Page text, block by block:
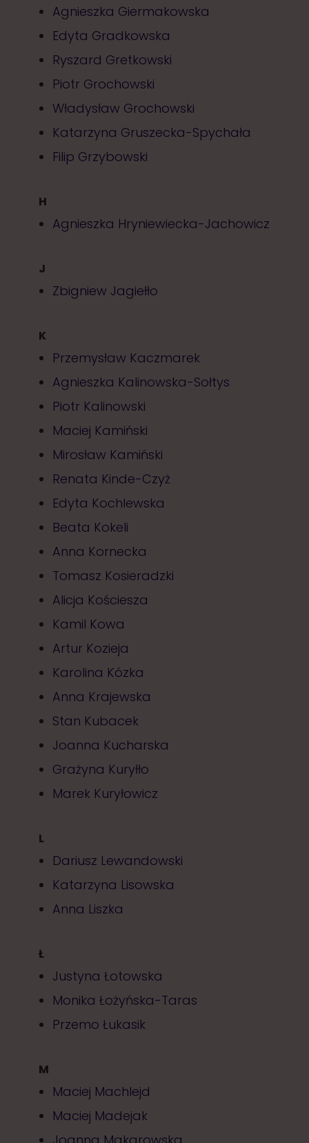
Agnieszka Giermakowska
Edyta Gradkowska
Ryszard Gretkowski
Piotr Grochowski
Władysław Grochowski
Katarzyna Gruszecka-Spychała
Filip Grzybowski
H
Agnieszka Hryniewiecka-Jachowicz
J
Zbigniew Jagiełło
K
Przemysław Kaczmarek
Agnieszka Kalinowska-Sołtys
Piotr Kalinowski
Maciej Kamiński
Mirosław Kamiński
Renata Kinde-Czyż
Edyta Kochlewska
Beata Kokeli
Anna Kornecka
Tomasz Kosieradzki
Alicja Kościesza
Kamil Kowa
Artur Kozieja
Karolina Kózka
Anna Krajewska
Stan Kubacek
Joanna Kucharska
Grażyna Kuryłło
Marek Kuryłowicz
L
Dariusz Lewandowski
Katarzyna Lisowska
Anna Liszka
Ł
Justyna Łotowska
Monika Łożyńska-Taras
Przemo Łukasik
M
Maciej Machlejd
Maciej Madejak